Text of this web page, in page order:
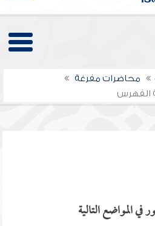
محاضرات مفرغة
الفهرس
المواضع التالية